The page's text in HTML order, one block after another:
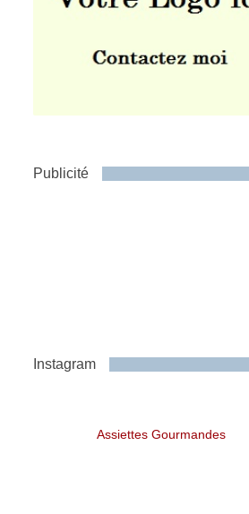
Publicité
Instagram
Assiettes Gourmandes